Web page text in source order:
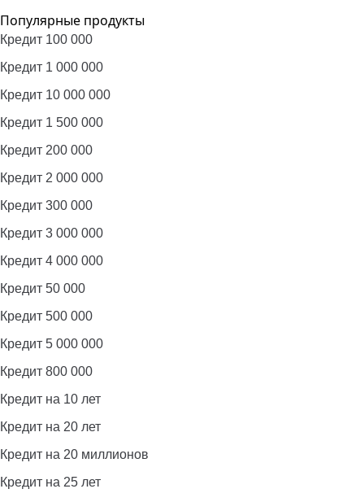
Популярные продукты
Кредит 100 000
Кредит 1 000 000
Кредит 10 000 000
Кредит 1 500 000
Кредит 200 000
Кредит 2 000 000
Кредит 300 000
Кредит 3 000 000
Кредит 4 000 000
Кредит 50 000
Кредит 500 000
Кредит 5 000 000
Кредит 800 000
Кредит на 10 лет
Кредит на 20 лет
Кредит на 20 миллионов
Кредит на 25 лет